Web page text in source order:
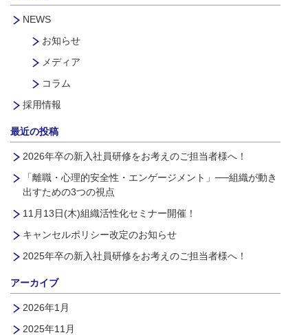
NEWS
お知らせ
メディア
コラム
採用情報
最近の投稿
2026年卒の新入社員研修をお考えのご担当者様へ！
「離職・心理的安全性・エンゲージメント」──組織が動き
出すための3つの視点
11月13日(木)組織活性化セミナー開催！
キャンセルポリシー改定のお知らせ
2025年卒の新入社員研修をお考えのご担当者様へ！
アーカイブ
2026年1月
2025年11月